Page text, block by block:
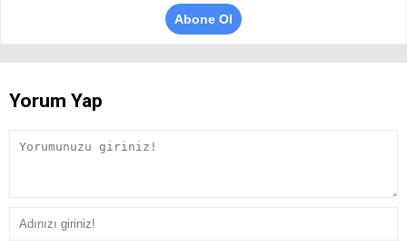
Abone Ol
Yorum Yap